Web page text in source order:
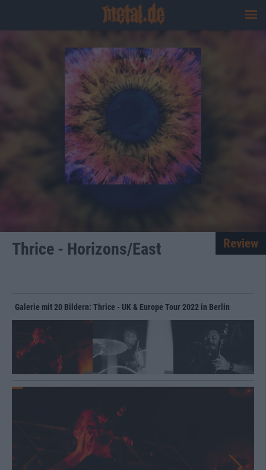
Thrice - Horizons/East Review
Galerie mit 20 Bildern: Thrice - UK & Europe Tour 2022 in Berlin